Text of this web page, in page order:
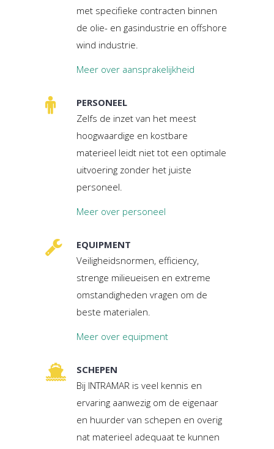
met specifieke contracten binnen
de olie- en gasindustrie en offshore
wind industrie.
Meer over aansprakelijkheid
PERSONEEL
Zelfs de inzet van het meest
hoogwaardige en kostbare
materieel leidt niet tot een optimale
uitvoering zonder het juiste
personeel.
Meer over personeel
EQUIPMENT
Veiligheidsnormen, efficiency,
strenge milieueisen en extreme
omstandigheden vragen om de
beste materialen.
Meer over equipment
SCHEPEN
Bij INTRAMAR is veel kennis en
ervaring aanwezig om de eigenaar
en huurder van schepen en overig
nat materieel adequaat te kunnen